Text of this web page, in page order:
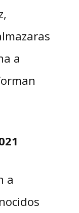
a
a